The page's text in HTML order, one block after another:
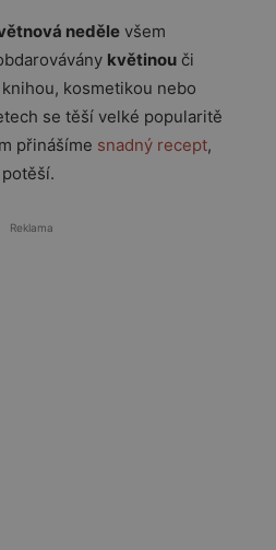
neděle všem
květinou či
knihou, kosmetikou nebo
se těší velké popularitě
přinášíme snadný recept,
Reklama